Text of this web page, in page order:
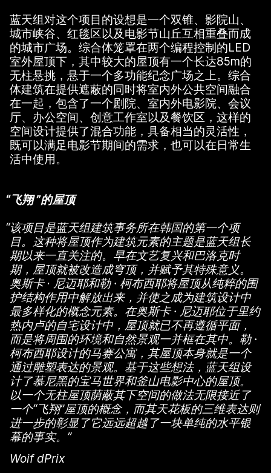
蓝天组对这个项目的设想是一个双锥、影院山、
城市峡谷、红毯区以及电影节山丘互相重叠而成
的城市广场。综合体笼罩在两个编程控制的LED
室外屋顶下，其中较大的屋顶有一个长达85m的
无柱悬挑，悬于一个多功能纪念广场之上。综合
体建筑在提供遮蔽的同时将室内外公共空间融合
在一起，包含了一个剧院、室内外电影院、会议
厅、办公空间、创意工作室以及餐饮区，这样的
空间设计提供了混合功能，具备相当的灵活性，
既可以满足电影节期间的需求，也可以在日常生
活中使用。
“飞翔”的屋顶
“该项目是蓝天组建筑事务所在韩国的第一个项
目。这种将屋顶作为建筑元素的主题是蓝天组长
期以来一直关注的。早在文艺复兴和巴洛克时
期，屋顶就被改造成穹顶，并赋予其特殊意义。
奥斯卡· 尼迈耶和勒 · 柯布西耶将屋顶从纯粹的围
护结构作用中解放出来，并使之成为建筑设计中
最多样化的概念元素。在奥斯卡 · 尼迈耶位于里约
热内卢的自宅设计中，屋顶就已不再遵循平面，
而是将周围的环境和自然景观一并框在其中。勒 ·
柯布西耶设计的马赛公寓，其屋顶本身就是一个
通过雕塑表达的景观。基于这些想法，蓝天组设
计了慕尼黑的宝马世界和釜山电影中心的屋顶。
以一个无柱屋顶荫蔽其下空间的做法无限接近了
一个“飞翔”屋顶的概念，而其天花板的三维表达则
进一步的彰显了它远远超越了一块单纯的水平银
幕的事实。”
Woif dPrix